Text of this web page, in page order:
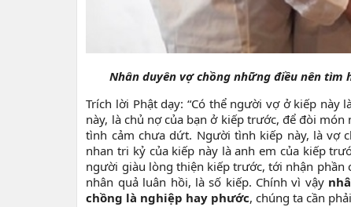
Nhân duyên vợ chồng những điều nên tìm
Trích lời Phật dạy: “Có thể người vợ ở kiếp
này, là chủ nợ của bạn ở kiếp trước, để đòi
tình cảm chưa dứt. Người tình kiếp này, là vợ
nhan tri kỷ của kiếp này là anh em của kiếp
người giàu lòng thiện kiếp trước, tới nhận
nhân quả luân hồi, là số kiếp. Chính vì vậy
chồng là nghiệp hay phước, chúng ta cần